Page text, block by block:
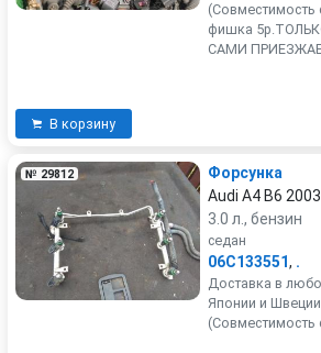
(Совместимость
фишка
САМИ
В корзину
№ 29812
Форсунка
Audi A4 B6 2003
3.0 л., бензин
седан
06C133551, .
Доставка в
Японии и
(Совместимость